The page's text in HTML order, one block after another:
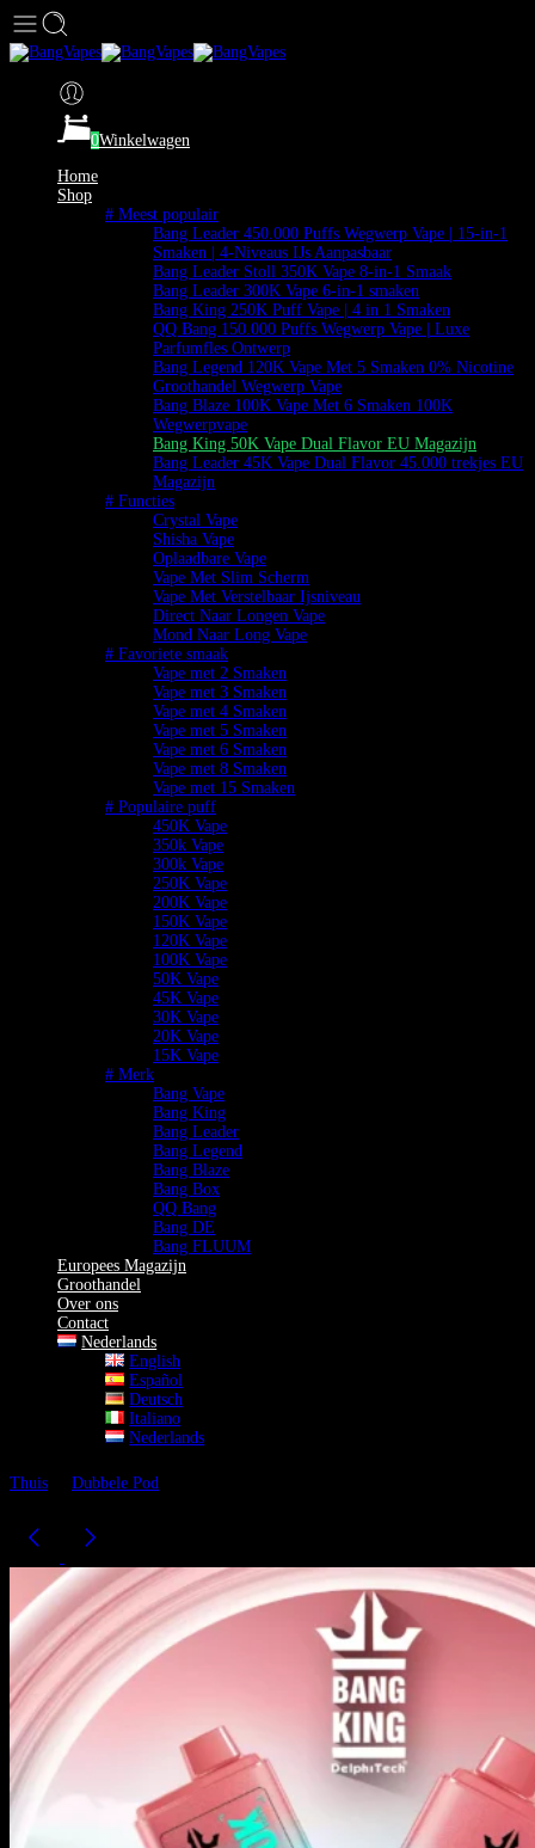
0Winkelwagen
Home
Shop
# Meest populair
Bang Leader 450.000 Puffs Wegwerp Vape | 15-in-1
Smaken | 4-Niveaus IJs Aanpasbaar
Bang Leader Stoll 350K Vape 8-in-1 Smaak
Bang Leader 300K Vape 6-in-1 smaken
Bang King 250K Puff Vape | 4 in 1 Smaken
QQ Bang 150.000 Puffs Wegwerp Vape | Luxe
Parfumfles Ontwerp
Bang Legend 120K Vape Met 5 Smaken 0% Nicotine
Groothandel Wegwerp Vape
Bang Blaze 100K Vape Met 6 Smaken 100K
Wegwerpvape
Bang King 50K Vape Dual Flavor EU Magazijn
Bang Leader 45K Vape Dual Flavor 45.000 trekjes EU
Magazijn
# Functies
Crystal Vape
Shisha Vape
Oplaadbare Vape
Vape Met Slim Scherm
Vape Met Verstelbaar Ijsniveau
Direct Naar Longen Vape
Mond Naar Long Vape
# Favoriete smaak
Vape met 2 Smaken
Vape met 3 Smaken
Vape met 4 Smaken
Vape met 5 Smaken
Vape met 6 Smaken
Vape met 8 Smaken
Vape met 15 Smaken
# Populaire puff
450K Vape
350k Vape
300k Vape
250K Vape
200K Vape
150K Vape
120K Vape
100K Vape
50K Vape
45K Vape
30K Vape
20K Vape
15K Vape
# Merk
Bang Vape
Bang King
Bang Leader
Bang Legend
Bang Blaze
Bang Box
QQ Bang
Bang DE
Bang FLUUM
Europees Magazijn
Groothandel
Over ons
Contact
Nederlands
English
Español
Deutsch
Italiano
Nederlands
Thuis Dubbele Pod